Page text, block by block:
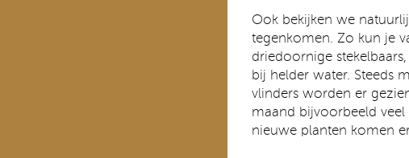
Ook bekijken we
tegenkomen. Zo kun je
driedoornige
bij helder water. Steeds
vlinders worden er
maand bijvoorbeeld
nieuwe planten komen